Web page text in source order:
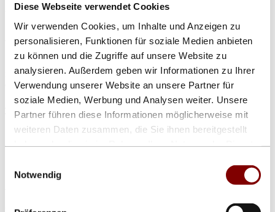
Diese Webseite verwendet Cookies
Wir verwenden Cookies, um Inhalte und Anzeigen zu
personalisieren, Funktionen für soziale Medien anbieten
zu können und die Zugriffe auf unsere Website zu
analysieren. Außerdem geben wir Informationen zu Ihrer
Verwendung unserer Website an unsere Partner für
soziale Medien, Werbung und Analysen weiter. Unsere
Partner führen diese Informationen möglicherweise mit
weiteren Daten zusammen, die Sie ihnen bereitgestellt
Notwendig
- 44 cm und größer
Als 7-Segment-Anzeige:
Schriftfarben, Bedienmöglichkeiten, Außen-oder Inneneinsatz
individuell wählbar. Alle Displays sind auch als Tagezähler
einsetzbar.
Ja nach Wunsch können die Paramter als DDDD:HH:MM:SS oder
Tag und Stunden oder in anderen Kombinationen angezeigt werden.
Als Vollmatrix-Anzeige